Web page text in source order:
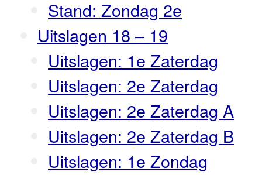
Stand: Zondag 2e
Uitslagen 18 – 19
Uitslagen: 1e Zaterdag
Uitslagen: 2e Zaterdag
Uitslagen: 2e Zaterdag A
Uitslagen: 2e Zaterdag B
Uitslagen: 1e Zondag